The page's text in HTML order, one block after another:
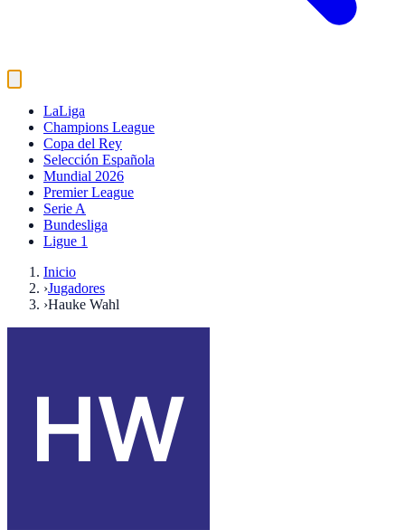
LaLiga
Champions League
Copa del Rey
Selección Española
Mundial 2026
Premier League
Serie A
Bundesliga
Ligue 1
Inicio
›Jugadores
›Hauke Wahl